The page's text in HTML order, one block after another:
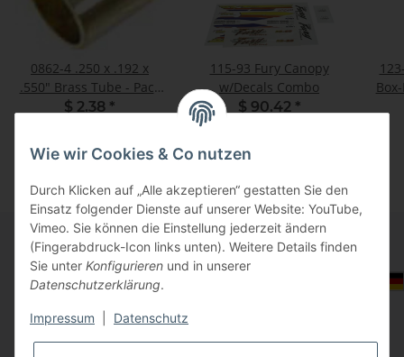
0862-4 .250 x .192 x
.550" Brass Tube - Pack
of 1
$ 2.38 *
115-93 Fury Canopy
w/Decals Combo
$ 90.42 *
Informationen
Gesetzliche Informationen
Wie wir Cookies & Co nutzen
Durch Klicken auf „Alle akzeptieren“ gestatten Sie den
Einsatz folgender Dienste auf unserer Website: YouTube,
Vimeo. Sie können die Einstellung jederzeit ändern
(Fingerabdruck-Icon links unten). Weitere Details finden
Sie unter Konfigurieren und in unserer
Datenschutzerklärung.
Impressum Datenschutz